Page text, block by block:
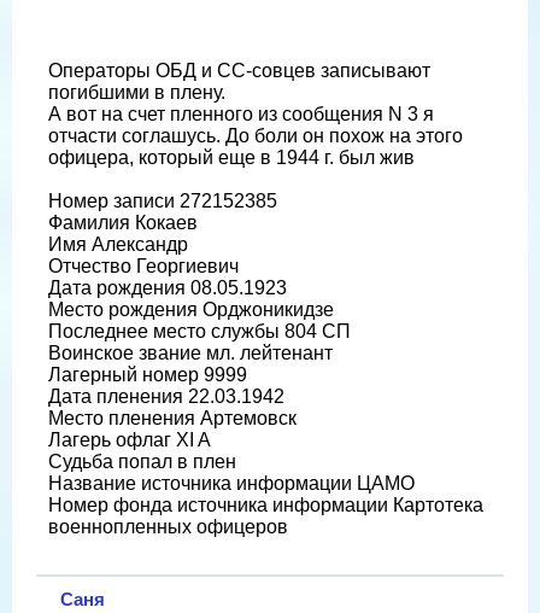
Операторы ОБД и СС-совцев записывают
погибшими в плену.
А вот на счет пленного из сообщения N 3 я
отчасти соглашусь. До боли он похож на этого
офицера, который еще в 1944 г. был жив
Номер записи 272152385
Фамилия Кокаев
Имя Александр
Отчество Георгиевич
Дата рождения 08.05.1923
Место рождения Орджоникидзе
Последнее место службы 804 СП
Воинское звание мл. лейтенант
Лагерный номер 9999
Дата пленения 22.03.1942
Место пленения Артемовск
Лагерь офлаг XI A
Судьба попал в плен
Название источника информации ЦАМО
Номер фонда источника информации Картотека
военнопленных офицеров
Саня